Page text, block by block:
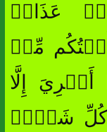
عَذَابٖ
سَأَلۡتُكُم مِّنۡ
إِلَّا
كُلِّ شَيۡءٖ